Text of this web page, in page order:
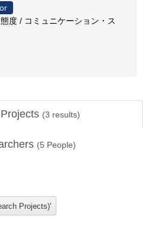
度 / コミュニケーション・ス
(3 results)
(5 People)